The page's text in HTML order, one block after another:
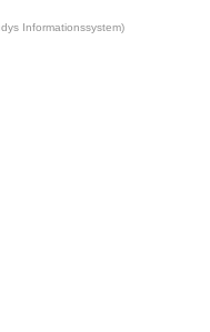
Informationssystem)